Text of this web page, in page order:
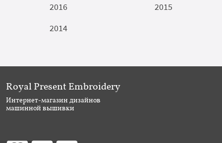
2016
2015
2014
Royal Present Embroidery
Интернет-магазин дизайнов
машинной вышивки